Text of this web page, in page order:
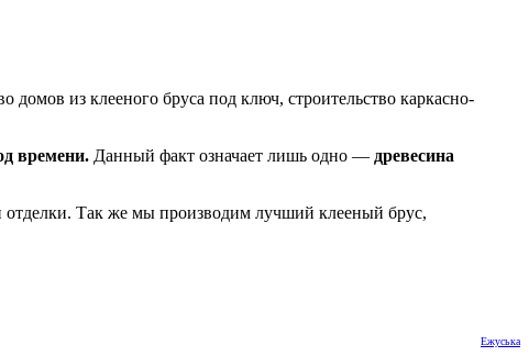
домов из клееного бруса под ключ, строительство каркасно-
времени. Данный факт означает лишь одно — древесина
отделки. Так же мы производим лучший клееный брус,
Ежуська